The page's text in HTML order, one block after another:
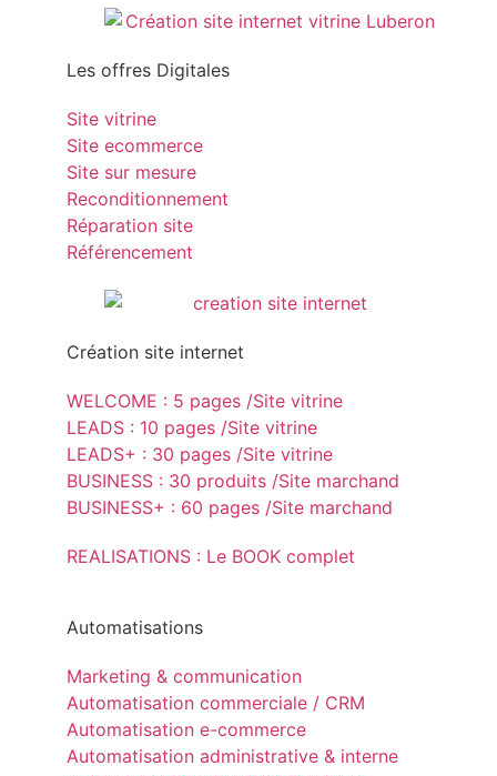
Les offres Digitales
Site vitrine
Site ecommerce
Site sur mesure
Reconditionnement
Réparation site
Référencement
Création site internet
WELCOME : 5 pages /Site vitrine
LEADS : 10 pages /Site vitrine
LEADS+ : 30 pages /Site vitrine
BUSINESS : 30 produits /Site marchand
BUSINESS+ : 60 pages /Site marchand
REALISATIONS : Le BOOK complet
Automatisations
Marketing & communication
Automatisation commerciale / CRM
Automatisation e-commerce
Automatisation administrative & interne